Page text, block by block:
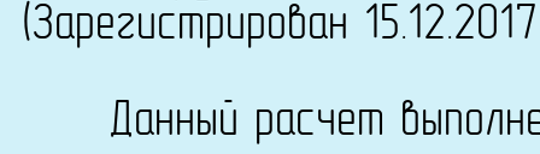
(Зарегистрирован
Данный расчет